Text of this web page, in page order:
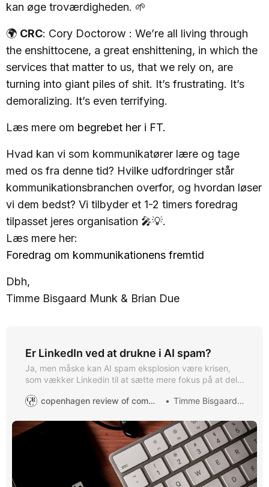
kan øge troværdigheden. 🌱
🌍 CRC: Cory Doctorow : We’re all living through
the enshittocene, a great enshittening, in which the
services that matter to us, that we rely on, are
turning into giant piles of shit. It’s frustrating. It’s
demoralizing. It’s even terrifying.
Læs mere om begrebet her i FT.
Hvad kan vi som kommunikatører lære og tage
med os fra denne tid? Hvilke udfordringer står
kommunikationsbranchen overfor, og hvordan løser
vi dem bedst? Vi tilbyder et 1-2 timers foredrag
tilpasset jeres organisation 🎤💡.
Læs mere her:
Foredrag om kommunikationens fremtid
Dbh,
Timme Bisgaard Munk & Brian Due
Er LinkedIn ved at drukne i AI spam?
Ja, men måske kan AI spam eksplosion være krisen,
som vækker Linkedin til at sætte mere fokus på at dele
netværket.
copenhagen review of communication Timme Bisgaard Munk